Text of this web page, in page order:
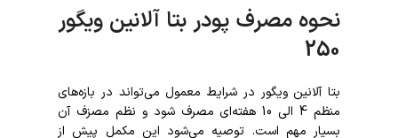
نحوه مصرف پودر بتا آلانین ویگور
250
بتا آلانین ویگور در شرایط معمول می‌تواند در بازه‌های
منظم 4 الی 10 هفته‌ای مصرف شود و نظم مصزف آن
بسیار مهم است. توصیه می‌شود این مکمل پیش از